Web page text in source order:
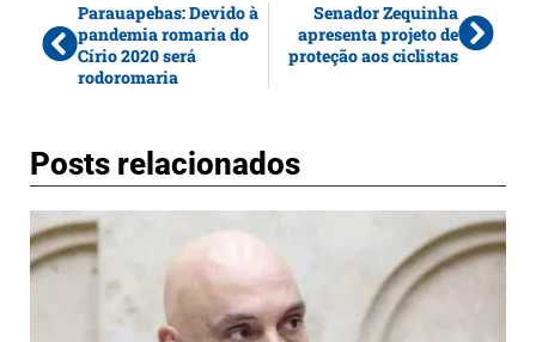
Parauapebas: Devido à
pandemia romaria do
Círio 2020 será
rodoromaria
Senador Zequinha
apresenta projeto de
proteção aos ciclistas
Posts relacionados